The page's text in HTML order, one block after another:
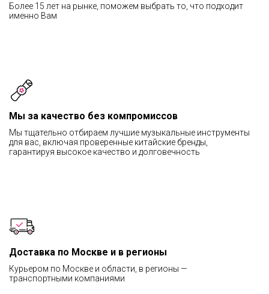
Более 15 лет на рынке, поможем выбрать то, что подходит
именно Вам
Мы за качество без компромиссов
Мы тщательно отбираем лучшие музыкальные инструменты
для вас, включая проверенные китайские бренды,
гарантируя высокое качество и долговечность
Доставка по Москве и в регионы
Курьером по Москве и области, в регионы —
транспортными компаниями